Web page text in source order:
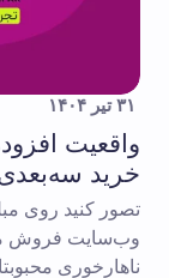
۳۱ تیر ۱۴۰۴
خرید
تصور کنید روی
وب‌سایت فروش
ناهارخوری